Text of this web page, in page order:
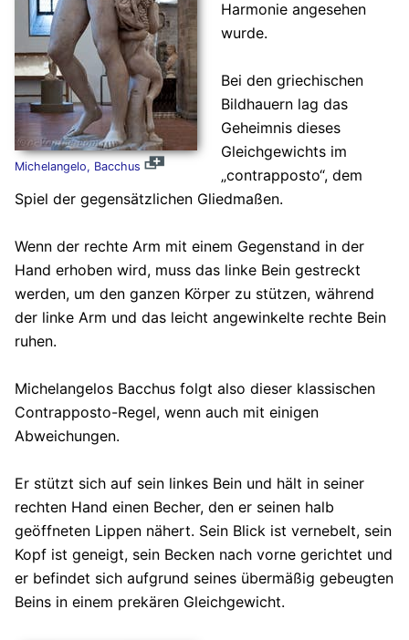
Michelangelo, Bacchus
Harmonie angesehen
wurde.
Bei den griechischen
Bildhauern lag das
Geheimnis dieses
Gleichgewichts im
„contrapposto“, dem
Spiel der gegensätzlichen Gliedmaßen.
Wenn der rechte Arm mit einem Gegenstand in der
Hand erhoben wird, muss das linke Bein gestreckt
werden, um den ganzen Körper zu stützen, während
der linke Arm und das leicht angewinkelte rechte Bein
ruhen.
Michelangelos Bacchus folgt also dieser klassischen
Contrapposto-Regel, wenn auch mit einigen
Abweichungen.
Er stützt sich auf sein linkes Bein und hält in seiner
rechten Hand einen Becher, den er seinen halb
geöffneten Lippen nähert. Sein Blick ist vernebelt, sein
Kopf ist geneigt, sein Becken nach vorne gerichtet und
er befindet sich aufgrund seines übermäßig gebeugten
Beins in einem prekären Gleichgewicht.